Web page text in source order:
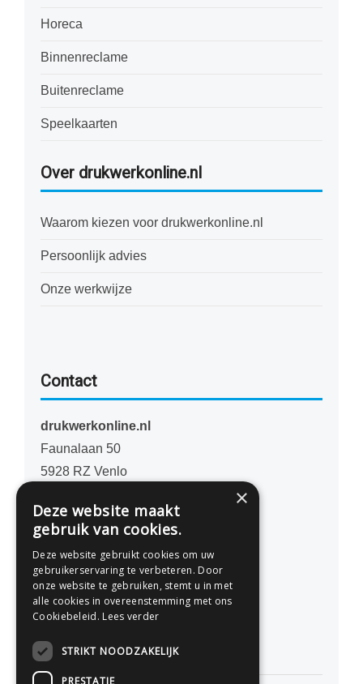
Horeca
Binnenreclame
Buitenreclame
Speelkaarten
Over drukwerkonline.nl
Waarom kiezen voor drukwerkonline.nl
Persoonlijk advies
Onze werkwijze
Contact
drukwerkonline.nl
Faunalaan 50
5928 RZ Venlo
077 - 741 07 41
info@drukwerkonline.nl
KvK 12053217
×
Deze website maakt
gebruik van cookies.
Deze website gebruikt cookies om uw
gebruikerservaring te verbeteren. Door
onze website te gebruiken, stemt u in met
alle cookies in overeenstemming met ons
Cookiebeleid. Lees verder
STRIKT NOODZAKELIJK
PRESTATIE